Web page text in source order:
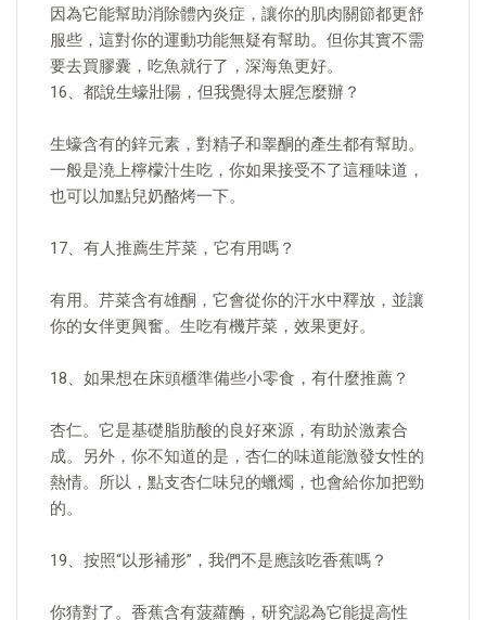
因為它能幫助消除體內炎症，讓你的肌肉關節都更舒
服些，這對你的運動功能無疑有幫助。但你其實不需
要去買膠囊，吃魚就行了，深海魚更好。
16、都說生蠔壯陽，但我覺得太腥怎麼辦？
生蠔含有的鋅元素，對精子和睾酮的產生都有幫助。
一般是澆上檸檬汁生吃，你如果接受不了這種味道，
也可以加點兒奶酪烤一下。
17、有人推薦生芹菜，它有用嗎？
有用。芹菜含有雄酮，它會從你的汗水中釋放，並讓
你的女伴更興奮。生吃有機芹菜，效果更好。
18、如果想在床頭櫃準備些小零食，有什麼推薦？
杏仁。它是基礎脂肪酸的良好來源，有助於激素合
成。另外，你不知道的是，杏仁的味道能激發女性的
熱情。所以，點支杏仁味兒的蠟燭，也會給你加把勁
的。
19、按照“以形補形”，我們不是應該吃香蕉嗎？
你猜對了。香蕉含有菠蘿酶，研究認為它能提高性